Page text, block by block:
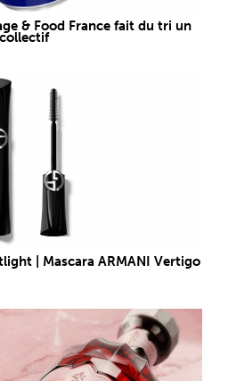
& Food France fait du tri un
| Mascara ARMANI Vertigo